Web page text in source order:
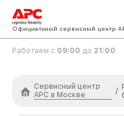
Официальный сервисный центр
Работаем с 09:00 до 21:00
Сервисный центр
APC в Москве
/